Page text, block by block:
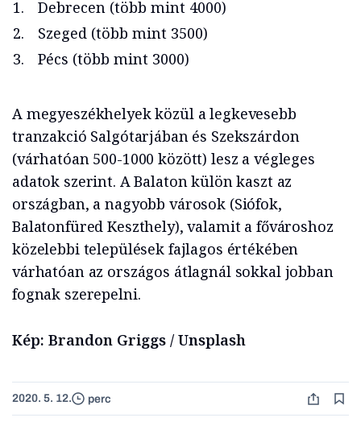
Debrecen (több mint 4000)
Szeged (több mint 3500)
Pécs (több mint 3000)
A megyeszékhelyek közül a legkevesebb
tranzakció Salgótarjában és Szekszárdon
(várhatóan 500-1000 között) lesz a végleges
adatok szerint. A Balaton külön kaszt az
országban, a nagyobb városok (Siófok,
Balatonfüred Keszthely), valamit a fővároshoz
közelebbi települések fajlagos értékében
várhatóan az országos átlagnál sokkal jobban
fognak szerepelni.
Kép: Brandon Griggs / Unsplash
2020. 5. 12. perc